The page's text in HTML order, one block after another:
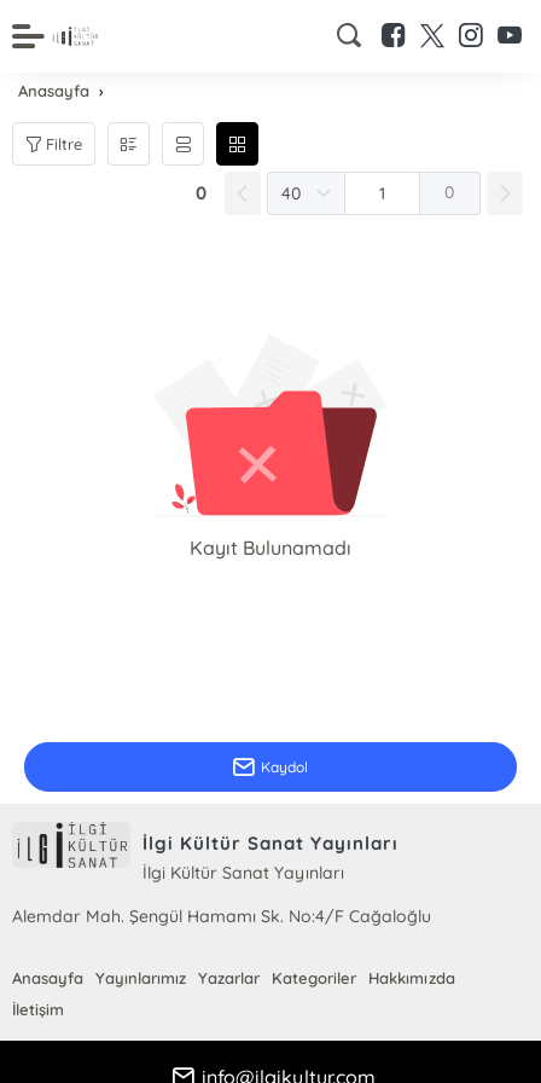
Anasayfa
Filtre
0 0
Kayıt Bulunamadı
Kaydol
İlgi Kültür Sanat Yayınları
İlgi Kültür Sanat Yayınları
Alemdar Mah. Şengül Hamamı Sk. No:4/F Cağaloğlu
Anasayfa Yayınlarımız Yazarlar Kategoriler
Hakkımızda
İletişim
info@ilgikultur.com